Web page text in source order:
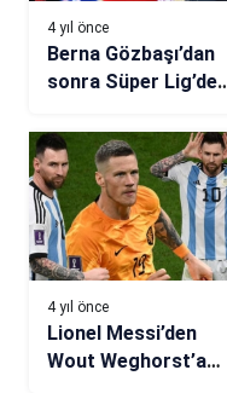
4 yıl önce
Berna Gözbaşı’dan
sonra Süper Lig’de
daha!
4 yıl önce
Lionel Messi’den
Wout Weghorst’a